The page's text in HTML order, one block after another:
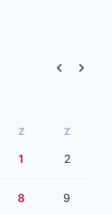
Z Z
1 2
8 9